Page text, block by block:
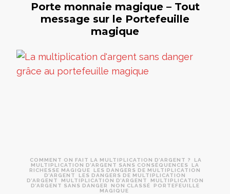
Porte monnaie magique – Tout
message sur le Portefeuille
magique
COMMENT ON FAIT LA MULTIPLICATION D’ARGENT ?
LA
MULTIPLICATION D’ARGENT SANS CONSÉQUENCES
LA
RICHESSE MAGIQUE
LES DANGERS DE MULTIPLICATION
D’ARGENT
LES DANGERS DE MULTIPLICATION
D’ARGENT
MULTIPLICATION D’ARGENT
MULTIPLICATION
D’ARGENT SANS DANGER
NON CLASSÉ
PORTEFEUILLE
MAGIQUE